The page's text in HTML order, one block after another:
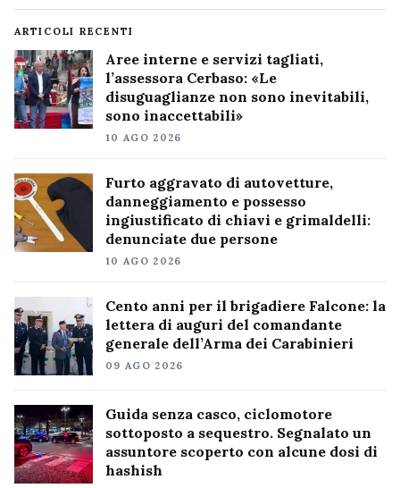
ARTICOLI RECENTI
Aree interne e servizi tagliati,
l’assessora Cerbaso: «Le
disuguaglianze non sono inevitabili,
sono inaccettabili»
10 AGO 2026
Furto aggravato di autovetture,
danneggiamento e possesso
ingiustificato di chiavi e grimaldelli:
denunciate due persone
10 AGO 2026
Cento anni per il brigadiere Falcone: la
lettera di auguri del comandante
generale dell’Arma dei Carabinieri
09 AGO 2026
Guida senza casco, ciclomotore
sottoposto a sequestro. Segnalato un
assuntore scoperto con alcune dosi di
hashish